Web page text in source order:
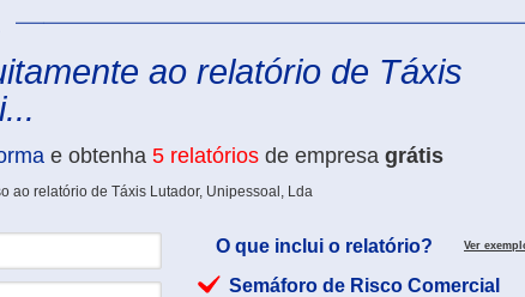
ao relatório de Táxis
e obtenha 5 relatórios de empresa grátis
ao relatório de Táxis Lutador, Unipessoal, Lda
O que inclui o relatório? Ver
Semáforo de Risco Comercial